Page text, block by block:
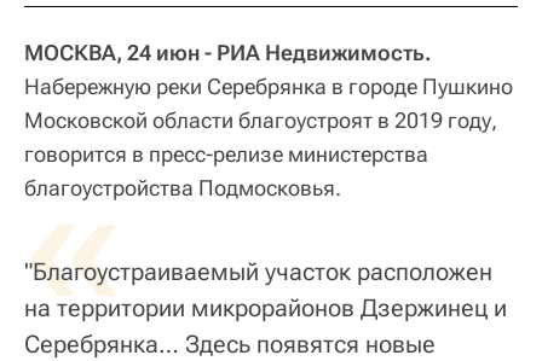
МОСКВА, 24 июн - РИА Недвижимость.
Набережную реки Серебрянка в городе Пушкино
Московской области благоустроят в 2019 году,
говорится в пресс-релизе министерства
благоустройства Подмосковья.
«
"Благоустраиваемый участок расположен
на территории микрорайонов Дзержинец и
Серебрянка… Здесь появятся новые